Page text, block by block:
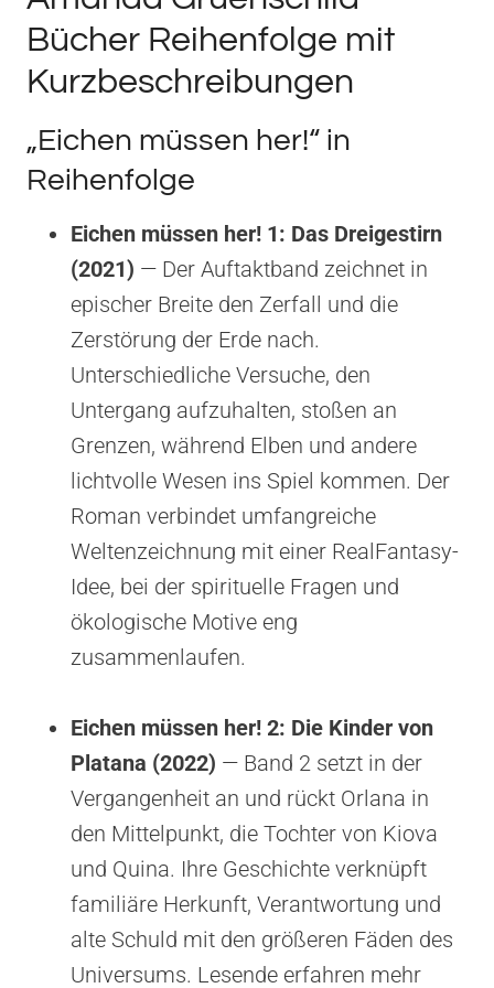
Bücher Reihenfolge mit
Kurzbeschreibungen
„Eichen müssen her!“ in
Reihenfolge
Eichen müssen her! 1: Das Dreigestirn
(2021) — Der Auftaktband zeichnet in
epischer Breite den Zerfall und die
Zerstörung der Erde nach.
Unterschiedliche Versuche, den
Untergang aufzuhalten, stoßen an
Grenzen, während Elben und andere
lichtvolle Wesen ins Spiel kommen. Der
Roman verbindet umfangreiche
Weltenzeichnung mit einer RealFantasy-
Idee, bei der spirituelle Fragen und
ökologische Motive eng
zusammenlaufen.
Eichen müssen her! 2: Die Kinder von
Platana (2022) — Band 2 setzt in der
Vergangenheit an und rückt Orlana in
den Mittelpunkt, die Tochter von Kiova
und Quina. Ihre Geschichte verknüpft
familiäre Herkunft, Verantwortung und
alte Schuld mit den größeren Fäden des
Universums. Lesende erfahren mehr